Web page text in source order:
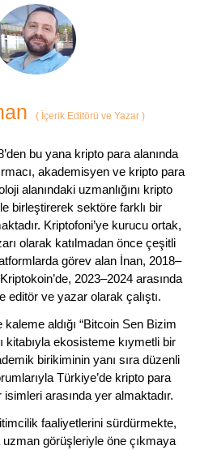
( İçerik Editörü ve Yazar )
bu yana kripto para alanında
akademisyen ve kripto para
alanındaki uzmanlığını kripto
birleştirerek sektöre farklı bir
Kriptofoni’ye kurucu ortak,
olarak katılmadan önce çeşitli
görev alan İnan, 2018–
2023–2024 arasında
editör ve yazar olarak çalıştı.
aldığı “Bitcoin Sen Bizim
kitabıyla ekosisteme kıymetli bir
birikiminin yanı sıra düzenli
Türkiye’de kripto para
arasında yer almaktadır.
faaliyetlerini sürdürmekte,
uzman görüşleriyle öne çıkmaya